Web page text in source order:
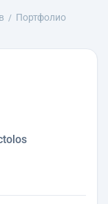
Портфолио